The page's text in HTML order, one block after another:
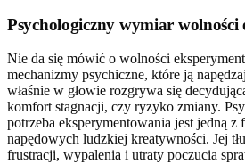
Psychologiczny wymiar wolności
Nie da się mówić o wolności
mechanizmy psychiczne, które ją
właśnie w głowie rozgrywa się
komfort stagnacji, czy ryzyko zmiany.
potrzeba eksperymentowania jest jedną z
napędowych ludzkiej kreatywności. Jej
frustracji, wypalenia i utraty poczucia